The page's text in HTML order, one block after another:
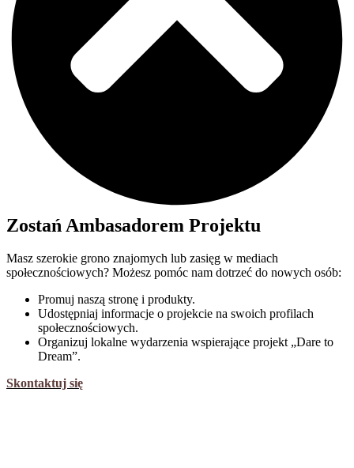
Zostań Ambasadorem Projektu
Masz szerokie grono znajomych lub zasięg w mediach
społecznościowych? Możesz pomóc nam dotrzeć do nowych osób:
Promuj naszą stronę i produkty.
Udostępniaj informacje o projekcie na swoich profilach
społecznościowych.
Organizuj lokalne wydarzenia wspierające projekt „Dare to
Dream”.
Skontaktuj się